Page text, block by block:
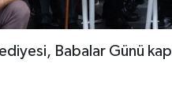
Babalar Günü